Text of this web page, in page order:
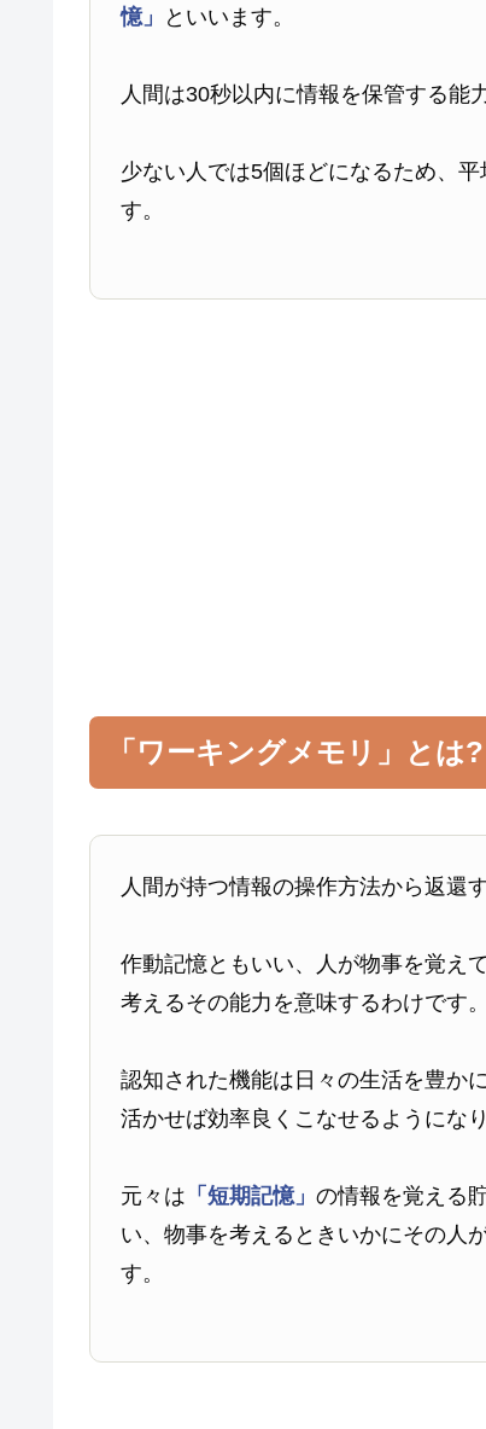
憶」
といいます。
人間は30秒以内に情報を保管する能
少ない人では5個ほどになるため、
す。
「ワーキングメモリ」とは?
人間が持つ情報の操作方法から返還
作動記憶ともいい、人が物事を覚え
考えるその能力を意味するわけです。
認知された機能は日々の生活を豊か
活かせば効率良くこなせるようになり
元々は 「短期記憶」の情報を覚える
い、物事を考えるときいかにその人
す。